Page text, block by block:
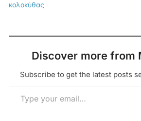
κολοκύθας
Discover more from
Subscribe to get the latest posts
Type your email…